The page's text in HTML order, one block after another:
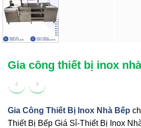
Gia công thiết bị inox
Gia Công Thiết Bị Inox Nhà Bếp
Thiết Bị Bếp Giá Sỉ-Thiết Bị Inox